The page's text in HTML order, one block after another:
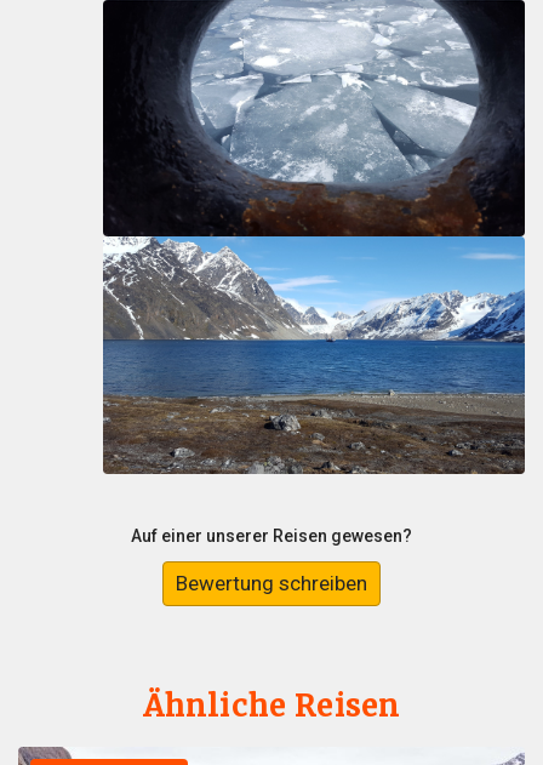
Auf einer unserer Reisen gewesen?
Bewertung schreiben
Ähnliche Reisen